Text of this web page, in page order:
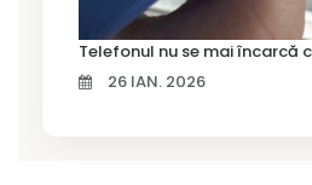
26 IAN. 2026